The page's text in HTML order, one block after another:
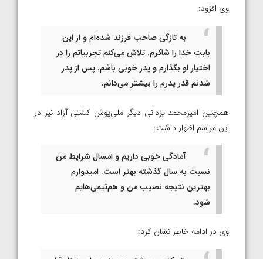
وی افزود:
به تازگی صاحب فرزند شده‌ام و از این
بابت خدا را شاکرم. تلاش می‌کنم تجربیاتم را در
اختیار او بگذارم و پدر خوبی باشم. پس از پدر
شدنم قدر پدرم را بیشتر می‌دانم.
همچنین امیرمحمد یزدانی دیگر ملی‌پوش کشتی آزاد نیز در
این مراسم اظهار داشت:
آمادگی خوبی داریم و امسال شرایط من
نسبت به سال گذشته بهتر است. امیدوارم
بهترین نتیجه نصیب من و هم‌تیمی‌هایم
شود.
وی در ادامه خاطر نشان کرد: